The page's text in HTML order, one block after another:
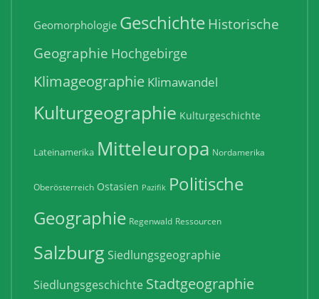
Geomorphologie GeschichteHistorische
Geographie Hochgebirge
Klimageographie Klimawandel
Kulturgeographie Kulturgeschichte
Lateinamerika Mitteleuropa Nordamerika
Oberösterreich Ostasien Pazifik Politische
Geographie Regenwald Ressourcen
Salzburg Siedlungsgeographie
Siedlungsgeschichte Stadtgeographie